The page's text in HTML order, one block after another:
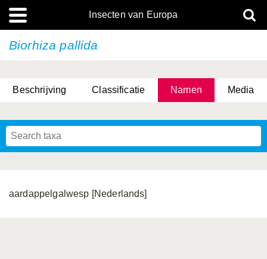
Insecten van Europa
Biorhiza pallida
Beschrijving Classificatie Namen Media
aardappelgalwesp [Nederlands]